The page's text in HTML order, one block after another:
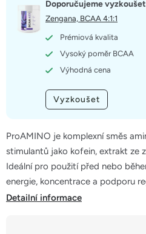
hvězdiček.
ProAMINO je komplexní směs
stimulantů jako kofein, extrakt ze
Ideální pro použití před nebo
energie, koncentrace a podporu
Doporučujeme vyzkoušet
Zengana, BCAA 4:1:1
Prémiová kvalita
Vysoký poměr BCAA
Výhodná cena
Vyzkoušet
Detailní informace